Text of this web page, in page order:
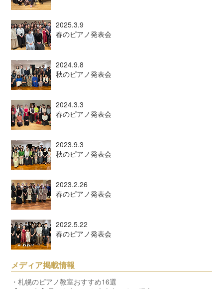
2025.3.9
春のピアノ発表会
2024.9.8
秋のピアノ発表会
2024.3.3
春のピアノ発表会
2023.9.3
秋のピアノ発表会
2023.2.26
春のピアノ発表会
2022.5.22
春のピアノ発表会
メディア掲載情報
・札幌のピアノ教室おすすめ16選